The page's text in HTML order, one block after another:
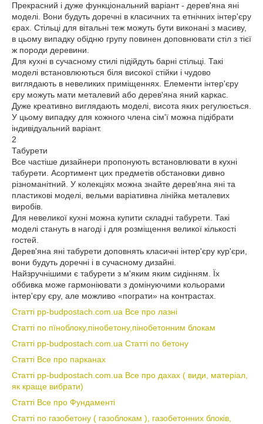
Прекрасний і дуже функціональний варіант - дерев'яна яні
моделі. Вони будуть доречні в класичних та етнічних інтер'єру
єрах. Стільці для вітальні теж можуть бути виконані з масиву,
в цьому випадку обідню групу повинен доповнювати стіл з тієї
ж породи деревини.
Для кухні в сучасному стилі підійдуть барні стільці. Такі
моделі встановлюються біля високої стійки і чудово
виглядають в невеликих приміщеннях. Елементи інтер'єру
єру можуть мати металевий або дерев'яна яний каркас.
Дуже креативно виглядають моделі, висота яких регулюється.
У цьому випадку для кожного члена сім'ї можна підібрати
індивідуальний варіант.
2
Табурети
Все частіше дизайнери пропонують встановлювати в кухні
табурети. Асортимент цих предметів обстановки дивно
різноманітний. У колекціях можна знайте дерев'яна яні та
пластикові моделі, вельми варіативна лінійка металевих
виробів.
Для невеликої кухні можна купити складні табурети. Такі
моделі стануть в нагоді і для розміщення великої кількості
гостей.
Дерев'яна яні табурети доповнять класичні інтер'єру кур'єри,
вони будуть доречні і в сучасному дизайні.
Найзручнішими є табурети з м'яким яким сидінням. Їх
оббивка може гармоніювати з домінуючими кольорами
інтер'єру єру, але можливо «пограти» на контрастах.
Статті pp-budpostach.com.ua Все про лазні
Статті по пїноблоку,пінобетону,пінобетонним блокам
Статті pp-budpostach.com.ua Статті по бетону
Статті Все про парканах
Статті pp-budpostach.com.ua Все про дахах ( види, матеріал,
як краще вибрати)
Статті Все про Фундаменті
Статті по газобетону ( газоблокам ), газобетонних блоків,